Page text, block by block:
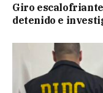
Giro
detenido e